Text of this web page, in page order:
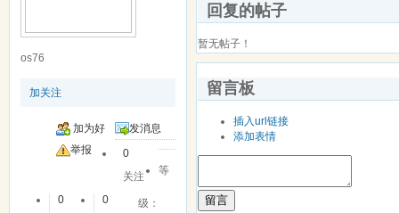
os76
加关注
加为好
友
发消息
举报
0
关注
0
0
等
级：
回复的帖子
暂无帖子！
留言板
插入url链接
添加表情
留言